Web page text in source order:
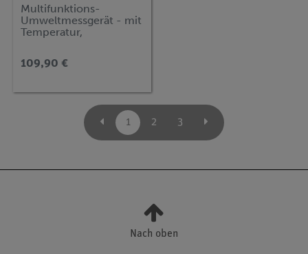
Multifunktions-
Umweltmessgerät - mit
Temperatur,
109,90 €
1 2 3
Nach oben